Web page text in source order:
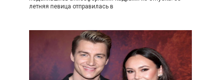
летняя певица отправилась в